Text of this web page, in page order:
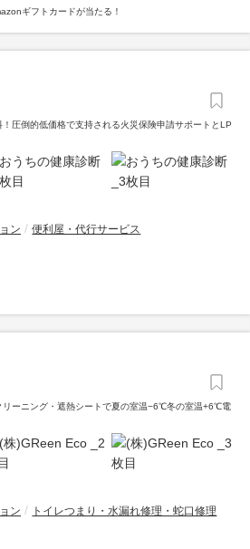
ギフトカードが当たる！
！圧倒的低価格で支持される火災保険申請サポートとLP
ン 便利屋・代行サービス
リーニング・遮熱シートで夏の室温−6℃冬の室温+6℃電
ン トイレつまり・水漏れ修理・蛇口修理